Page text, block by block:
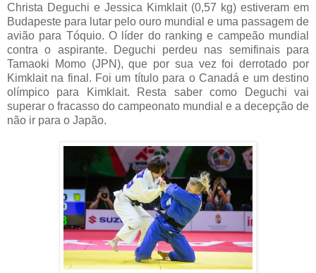
Christa Deguchi e Jessica Kimklait (0,57 kg) estiveram em
Budapeste para lutar pelo ouro mundial e uma passagem de
avião para Tóquio. O líder do ranking e campeão mundial
contra o aspirante. Deguchi perdeu nas semifinais para
Tamaoki Momo (JPN), que por sua vez foi derrotado por
Kimklait na final. Foi um título para o Canadá e um destino
olímpico para Kimklait. Resta saber como Deguchi vai
superar o fracasso do campeonato mundial e a decepção de
não ir para o Japão.